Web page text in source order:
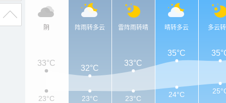
阴 阵雨转多云 雷阵雨转晴 晴转多云 多云
33°C
32°C
33°C
35°C
23°C 23°C 23°C 24°C